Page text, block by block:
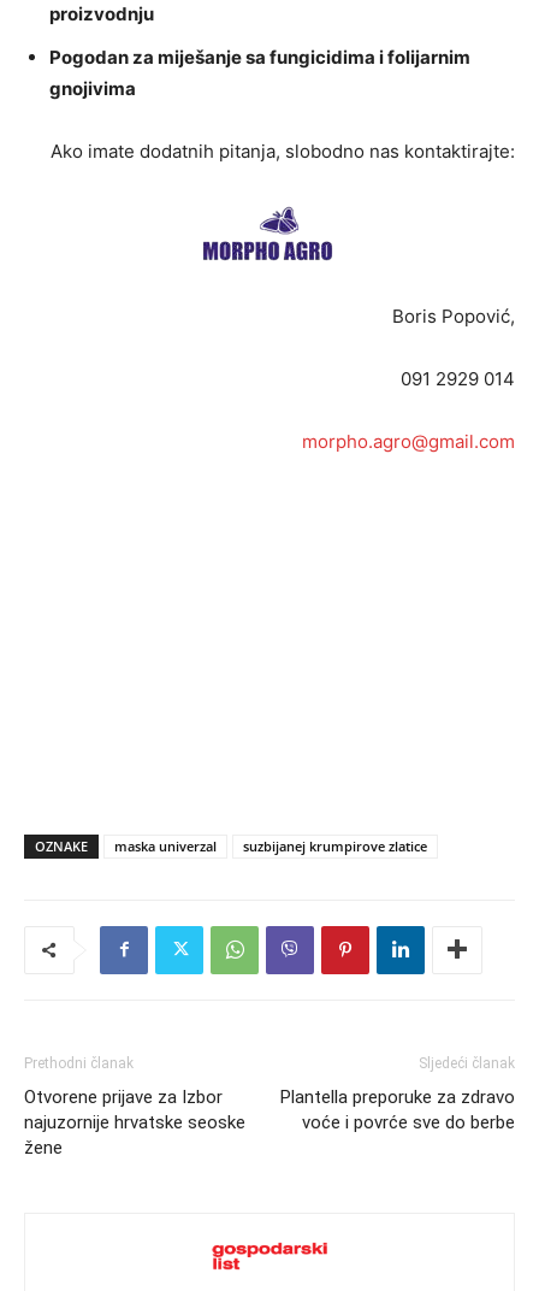
proizvodnju
Pogodan za miješanje sa fungicidima i folijarnim
gnojivima
Ako imate dodatnih pitanja, slobodno nas kontaktirajte:
Boris Popović,
091 2929 014
morpho.agro@gmail.com
OZNAKE maska univerzal suzbijanej krumpirove zlatice
Prethodni članak
Otvorene prijave za Izbor
najuzornije hrvatske seoske
žene
Sljedeći članak
Plantella preporuke za zdravo
voće i povrće sve do berbe